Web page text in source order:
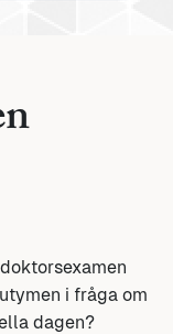
i fråga om
dagen?